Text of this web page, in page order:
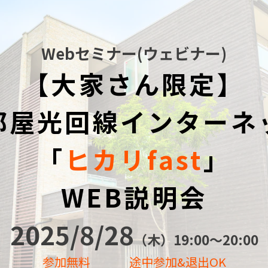
Webセミナー(ウェビナー)
【大家さん限定】
屋光回線インターネ
「 ヒカリfast」
WEB説明会
2025/8/28（木）19:00〜20:00
参加無料 途中参加&退出OK